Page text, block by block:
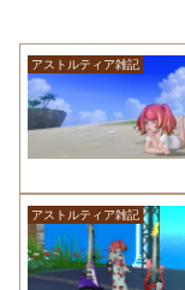
アストルティア雑記
アストルティア雑記